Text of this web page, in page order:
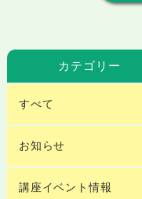
カテゴリー
すべて
お知らせ
講座イベント情報